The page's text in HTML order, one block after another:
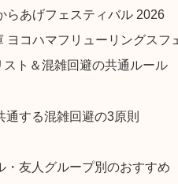
らあげフェスティバル 2026
ヨコハマフリューリングスフ
ト＆混雑回避の共通ルール
通する混雑回避の3原則
・友人グループ別のおすすめ